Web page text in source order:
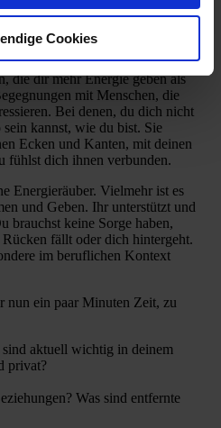
Cookies
Beziehung aus
sowohl beruflich und privat
die dir mehr Energie geben als
mit Menschen, die
Bei denen, du dich nicht
sein kannst, wie du bist. Sie
Ecken und Kanten, mit deinen
fühlst dich ihnen verbunden.
Energieräuber. Vielmehr ist es
und Geben. Ihr unterstützt und
brauchst keine Sorge haben,
fällt oder dich hintergeht.
im beruflichen Kontext
nun ein paar Minuten Zeit, zu
aktuell wichtig in deinem
privat?
Was sind entfernte